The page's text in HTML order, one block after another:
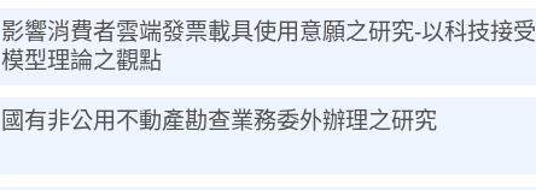
影響消費者雲端發票載具使用意願之研究-以科技接受
模型理論之觀點
國有非公用不動產勘查業務委外辦理之研究